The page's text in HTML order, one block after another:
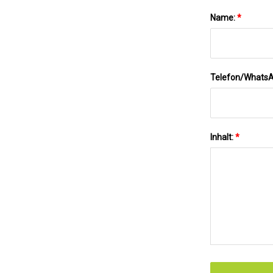
Name:*
Telefon/
Inhalt:*